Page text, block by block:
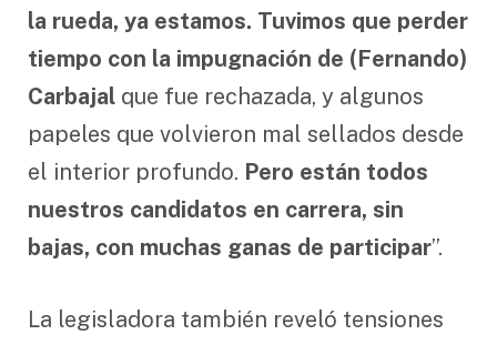
la rueda, ya estamos. Tuvimos que perder
tiempo con la impugnación de (Fernando)
Carbajal que fue rechazada, y algunos
papeles que volvieron mal sellados desde
el interior profundo. Pero están todos
nuestros candidatos en carrera, sin
bajas, con muchas ganas de participar”.
La legisladora también reveló tensiones